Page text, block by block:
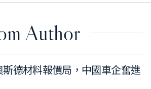
Author
斯德材料報價局，中國車企奮進